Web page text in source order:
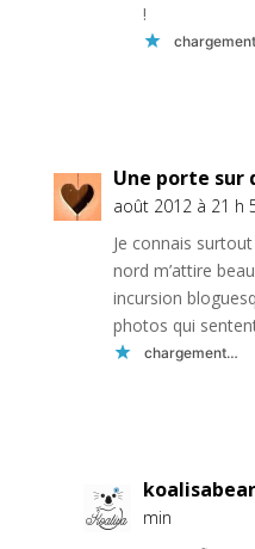
!
Une porte sur
août 2012 à 21 h
Je connais
nord m’attire
incursion
photos qui
chargement…
koalisabear
min